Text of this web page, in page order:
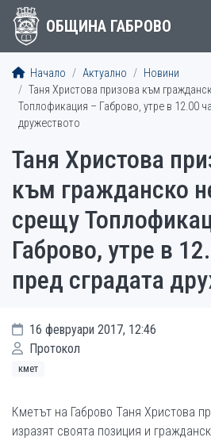
ОБЩИНА ГАБРОВО
Начало Актуално
Новини
Таня Христова призова към
Топлофикация – Габрово, утре в 12.00
дружеството
Таня Христова
към гражданско
срещу
Габрово, утре в
пред сградата
16 февруари 2017, 12:46
Протокол
кмет
Кметът на Габрово Таня Христова
изразят своята позиция и